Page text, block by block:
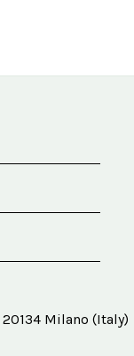
Milano (Italy)